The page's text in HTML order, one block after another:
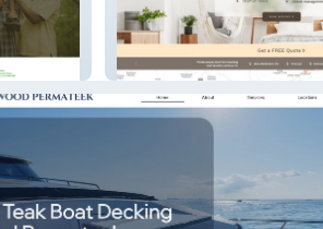
Empress Cleans